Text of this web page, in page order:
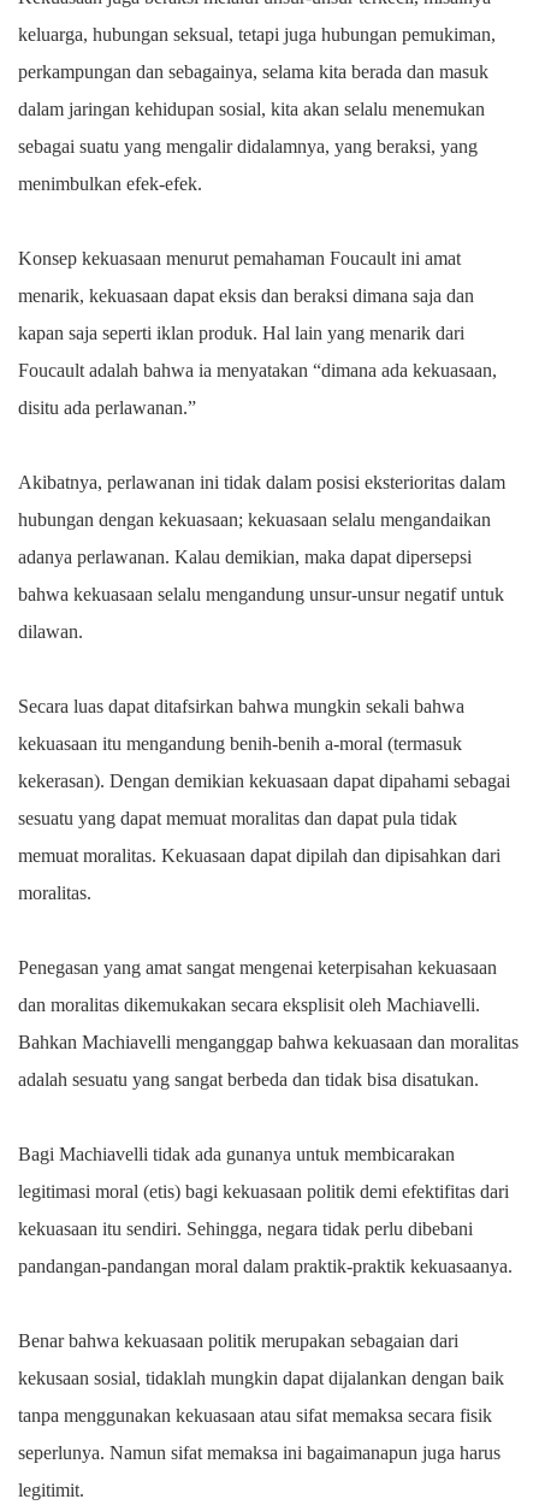
keluarga, hubungan seksual, tetapi juga hubungan pemukiman,
perkampungan dan sebagainya, selama kita berada dan masuk
dalam jaringan kehidupan sosial, kita akan selalu menemukan
sebagai suatu yang mengalir didalamnya, yang beraksi, yang
menimbulkan efek-efek.
Konsep kekuasaan menurut pemahaman Foucault ini amat
menarik, kekuasaan dapat eksis dan beraksi dimana saja dan
kapan saja seperti iklan produk. Hal lain yang menarik dari
Foucault adalah bahwa ia menyatakan “dimana ada kekuasaan,
disitu ada perlawanan.”
Akibatnya, perlawanan ini tidak dalam posisi eksterioritas dalam
hubungan dengan kekuasaan; kekuasaan selalu mengandaikan
adanya perlawanan. Kalau demikian, maka dapat dipersepsi
bahwa kekuasaan selalu mengandung unsur-unsur negatif untuk
dilawan.
Secara luas dapat ditafsirkan bahwa mungkin sekali bahwa
kekuasaan itu mengandung benih-benih a-moral (termasuk
kekerasan). Dengan demikian kekuasaan dapat dipahami sebagai
sesuatu yang dapat memuat moralitas dan dapat pula tidak
memuat moralitas. Kekuasaan dapat dipilah dan dipisahkan dari
moralitas.
Penegasan yang amat sangat mengenai keterpisahan kekuasaan
dan moralitas dikemukakan secara eksplisit oleh Machiavelli.
Bahkan Machiavelli menganggap bahwa kekuasaan dan moralitas
adalah sesuatu yang sangat berbeda dan tidak bisa disatukan.
Bagi Machiavelli tidak ada gunanya untuk membicarakan
legitimasi moral (etis) bagi kekuasaan politik demi efektifitas dari
kekuasaan itu sendiri. Sehingga, negara tidak perlu dibebani
pandangan-pandangan moral dalam praktik-praktik kekuasaanya.
Benar bahwa kekuasaan politik merupakan sebagaian dari
kekusaan sosial, tidaklah mungkin dapat dijalankan dengan baik
tanpa menggunakan kekuasaan atau sifat memaksa secara fisik
seperlunya. Namun sifat memaksa ini bagaimanapun juga harus
legitimit.